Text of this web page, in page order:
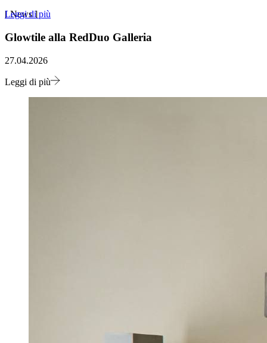
Leggi di più
[News]
Glowtile alla RedDuo Galleria
27.04.2026
Leggi di più